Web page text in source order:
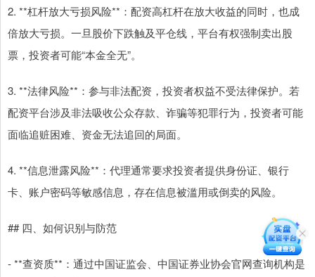
2. **杠杆放大亏损风险**：配资高杠杆在放大收益的同时，也成
倍放大亏损。一旦股价下跌触及平仓线，平台有权强制卖出股
票，投资者可能“本金全无”。
3. **法律风险**：参与非法配资，投资者权益不受法律保护。若
配资平台涉及非法吸收公众存款、诈骗等犯罪行为，投资者可能
面临追赃困难、资金无法追回的局面。
4. **信息泄露风险**：代理通常要求投资者提供身份证、银行
卡、账户密码等敏感信息，存在信息被滥用或倒卖的风险。
## 四、如何识别与防范
- **查资质**：通过中国证监会、中国证券业协会官网查询机构是